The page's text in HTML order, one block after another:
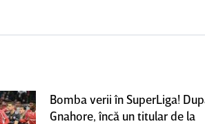
Bomba verii în SuperLiga!
Gnahore, încă un titular de la